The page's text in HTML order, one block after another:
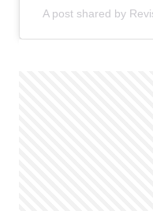
A post shared by